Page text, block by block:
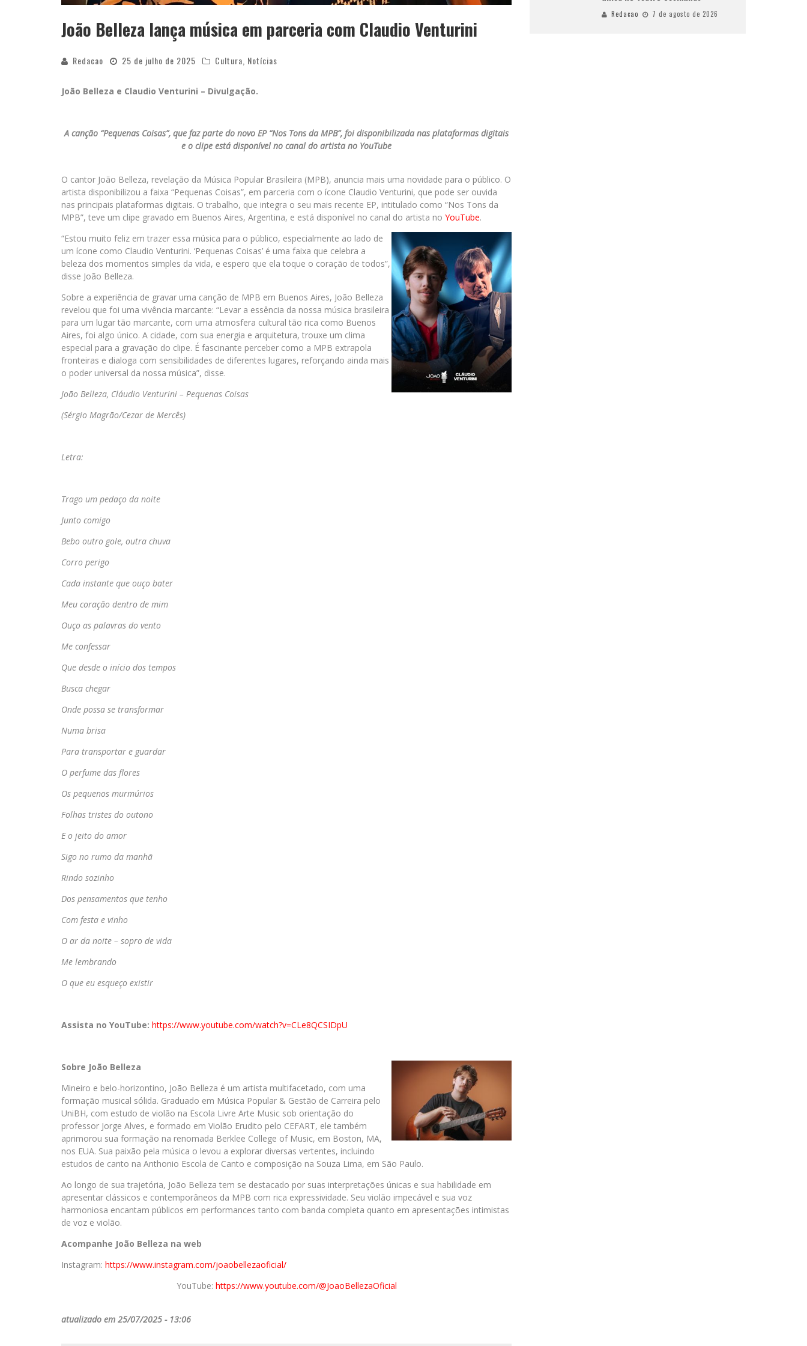
João Belleza lança música em parceria com Claudio Venturini
Redacao 25 de julho de 2025 Cultura Notícias
João Belleza e Claudio Venturini – Divulgação.
A canção “Pequenas Coisas”, que faz parte do novo EP “Nos Tons da MPB”, foi disponibilizada nas plataformas digitais
e o clipe está disponível no canal do artista no YouTube
O cantor João Belleza, revelação da Música Popular Brasileira (MPB), anuncia mais uma novidade para o público. O
artista disponibilizou a faixa “Pequenas Coisas”, em parceria com o ícone Claudio Venturini, que pode ser ouvida
nas principais plataformas digitais. O trabalho, que integra o seu mais recente EP, intitulado como “Nos Tons da
MPB”, teve um clipe gravado em Buenos Aires, Argentina, e está disponível no canal do artista no YouTube.
“Estou muito feliz em trazer essa música para o público, especialmente ao lado de
um ícone como Claudio Venturini. ‘Pequenas Coisas’ é uma faixa que celebra a
beleza dos momentos simples da vida, e espero que ela toque o coração de todos”,
disse João Belleza.
Sobre a experiência de gravar uma canção de MPB em Buenos Aires, João Belleza
revelou que foi uma vivência marcante: “Levar a essência da nossa música brasileira
para um lugar tão marcante, com uma atmosfera cultural tão rica como Buenos
Aires, foi algo único. A cidade, com sua energia e arquitetura, trouxe um clima
especial para a gravação do clipe. É fascinante perceber como a MPB extrapola
fronteiras e dialoga com sensibilidades de diferentes lugares, reforçando ainda mais
o poder universal da nossa música”, disse.
João Belleza, Cláudio Venturini – Pequenas Coisas
(Sérgio Magrão/Cezar de Mercês)
Letra:
Trago um pedaço da noite
Junto comigo
Bebo outro gole, outra chuva
Corro perigo
Cada instante que ouço bater
Meu coração dentro de mim
Ouço as palavras do vento
Me confessar
Que desde o início dos tempos
Busca chegar
Onde possa se transformar
Numa brisa
Para transportar e guardar
O perfume das flores
Os pequenos murmúrios
Folhas tristes do outono
E o jeito do amor
Sigo no rumo da manhã
Rindo sozinho
Dos pensamentos que tenho
Com festa e vinho
O ar da noite – sopro de vida
Me lembrando
O que eu esqueço existir
Assista no YouTube: https://www.youtube.com/watch?v=CLe8QCSIDpU
Sobre João Belleza
Mineiro e belo-horizontino, João Belleza é um artista multifacetado, com uma
formação musical sólida. Graduado em Música Popular & Gestão de Carreira pelo
UniBH, com estudo de violão na Escola Livre Arte Music sob orientação do
professor Jorge Alves, e formado em Violão Erudito pelo CEFART, ele também
aprimorou sua formação na renomada Berklee College of Music, em Boston, MA,
nos EUA. Sua paixão pela música o levou a explorar diversas vertentes, incluindo
estudos de canto na Anthonio Escola de Canto e composição na Souza Lima, em São Paulo.
Ao longo de sua trajetória, João Belleza tem se destacado por suas interpretações únicas e sua habilidade em
apresentar clássicos e contemporâneos da MPB com rica expressividade. Seu violão impecável e sua voz
harmoniosa encantam públicos em performances tanto com banda completa quanto em apresentações intimistas
de voz e violão.
Acompanhe João Belleza na web
Instagram: https://www.instagram.com/joaobellezaoficial/
YouTube: https://www.youtube.com/@JoaoBellezaOficial
atualizado em 25/07/2025 - 13:06
Redacao 7 de agosto de 2026